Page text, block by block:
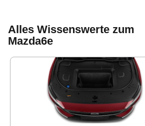
Alles Wissenswerte zum
Mazda6e